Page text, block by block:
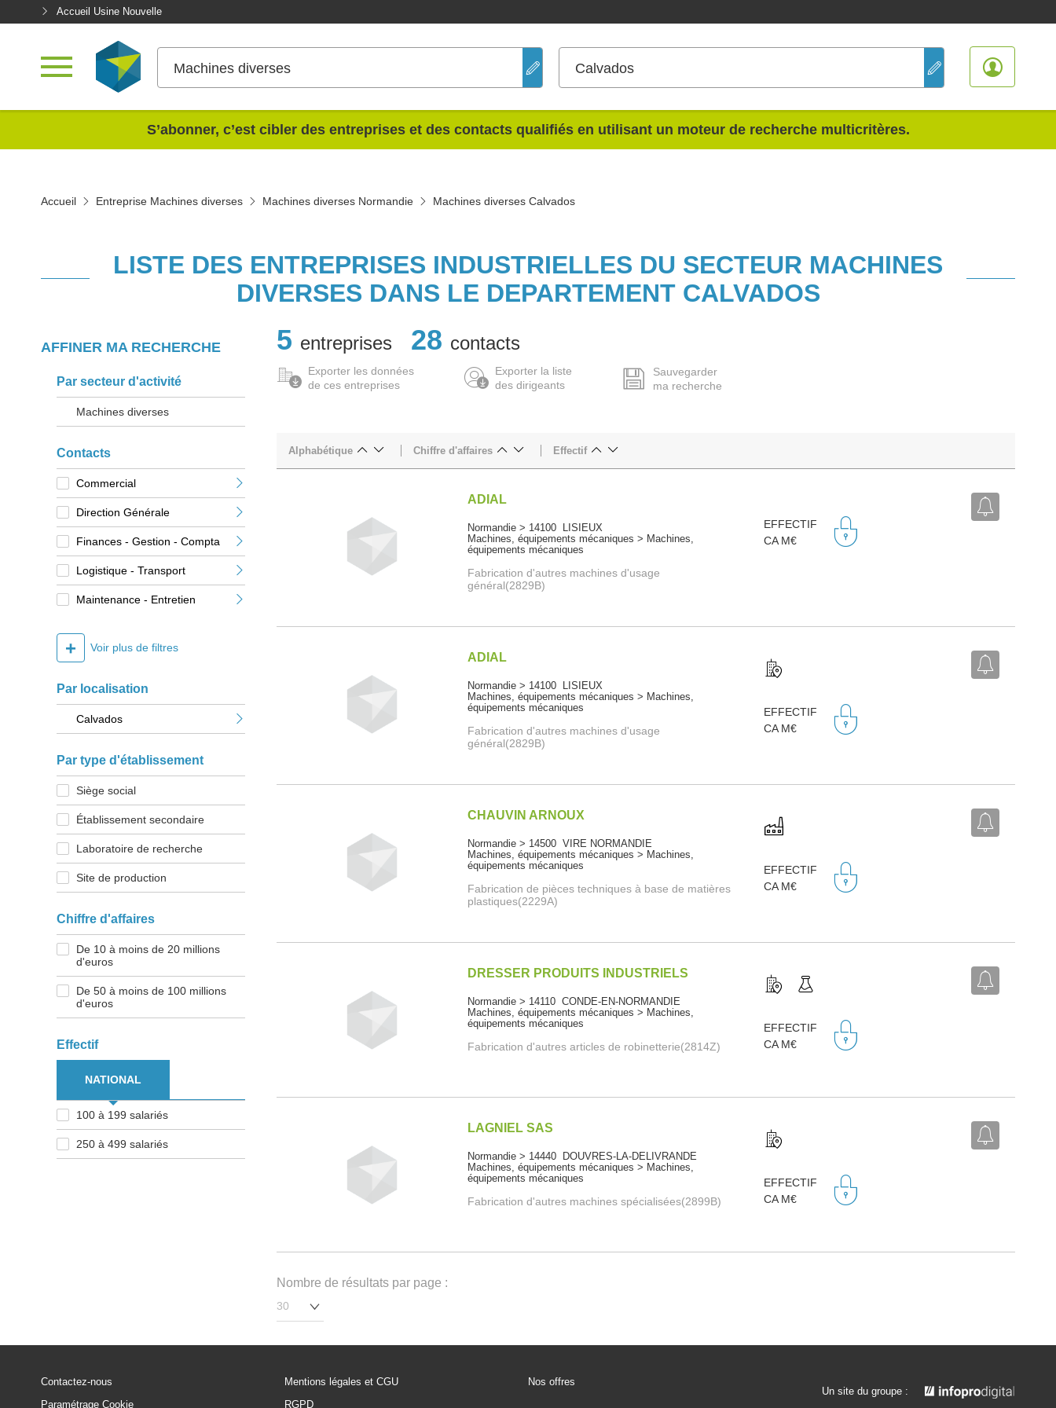
Accueil Usine Nouvelle
Machines diverses Calvados
S’abonner, c’est cibler des entreprises et des contacts qualifiés en utilisant un moteur de recherche multicritères.
Accueil Entreprise Machines diverses Machines diverses Normandie Machines diverses Calvados
LISTE DES ENTREPRISES INDUSTRIELLES DU SECTEUR MACHINES
DIVERSES DANS LE DEPARTEMENT CALVADOS
AFFINER MA RECHERCHE
Par secteur d'activité
Machines diverses
Contacts
Commercial
Direction Générale
Finances - Gestion - Compta
Logistique - Transport
Maintenance - Entretien
+ Voir plus de filtres
Par localisation
Calvados
Par type d'établissement
Siège social
Établissement secondaire
Laboratoire de recherche
Site de production
Chiffre d'affaires
De 10 à moins de 20 millions
d'euros
De 50 à moins de 100 millions
d'euros
Effectif
NATIONAL
100 à 199 salariés
250 à 499 salariés
5 entreprises 28 contacts
Exporter les données
de ces entreprises
Exporter la liste
des dirigeants
Sauvegarder
ma recherche
Alphabétique Chiffre d'affaires Effectif
ADIAL
Normandie > 14100 LISIEUX
Machines, équipements mécaniques > Machines,
équipements mécaniques
Fabrication d'autres machines d'usage
général(2829B)
EFFECTIF
CA M€
ADIAL
Normandie > 14100 LISIEUX
Machines, équipements mécaniques > Machines,
équipements mécaniques
Fabrication d'autres machines d'usage
général(2829B)
EFFECTIF
CA M€
CHAUVIN ARNOUX
Normandie > 14500 VIRE NORMANDIE
Machines, équipements mécaniques > Machines,
équipements mécaniques
Fabrication de pièces techniques à base de matières
plastiques(2229A)
EFFECTIF
CA M€
DRESSER PRODUITS INDUSTRIELS
Normandie > 14110 CONDE-EN-NORMANDIE
Machines, équipements mécaniques > Machines,
équipements mécaniques
Fabrication d'autres articles de robinetterie(2814Z)
EFFECTIF
CA M€
LAGNIEL SAS
Normandie > 14440 DOUVRES-LA-DELIVRANDE
Machines, équipements mécaniques > Machines,
équipements mécaniques
Fabrication d'autres machines spécialisées(2899B)
EFFECTIF
CA M€
Nombre de résultats par page :
Contactez-nous
Paramétrage Cookie
Mentions légales et CGU
RGPD
Nos offres
Un site du groupe :